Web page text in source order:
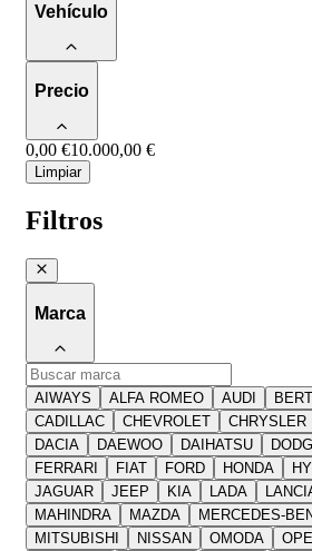
Vehículo
Precio
0,00 €10.000,00 €
Limpiar
Filtros
Marca
AIWAYS ALFA ROMEO AUDI
CADILLAC
CHEVROLET CHRYSLER
DACIA
DAEWOO DAIHATSU
FERRARI
FIAT FORD HONDA
JAGUAR
JEEP KIA LADA
MAHINDRA
MAZDA MERCEDES-
MITSUBISHI
NISSAN OMODA